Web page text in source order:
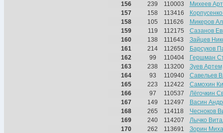
156
239 110003
Михеев
157
158 113416
158
105 111626
Микеров
159
119 112175
Сазанов
160
138 111643
Зайцев
161
214 112650
Барсуков
162
99 110404
Гершман
163
238 113200
Зуев Артем
164
93 110940
Савельев
165
223 112422
Самохин
166
97 110537
Лёгочкин
167
149 112497
Васин
168
265 114118
Чесноков
169
240 114207
Лычко
170
262 113691
Зорин